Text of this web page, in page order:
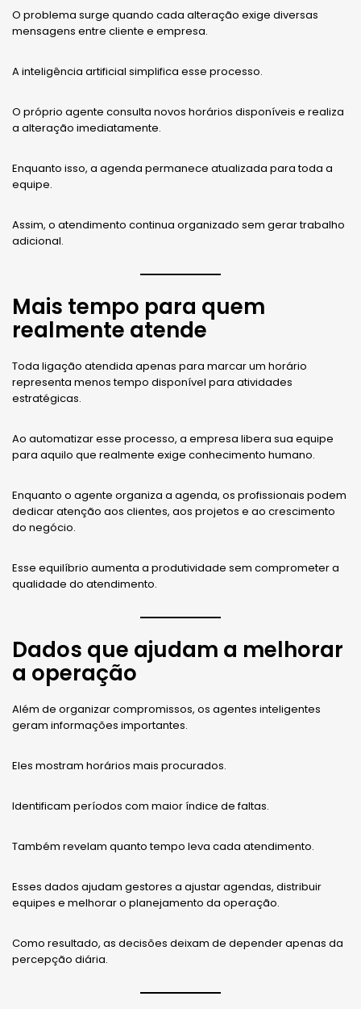
O problema surge quando cada alteração exige diversas
mensagens entre cliente e empresa.
A inteligência artificial simplifica esse processo.
O próprio agente consulta novos horários disponíveis e realiza
a alteração imediatamente.
Enquanto isso, a agenda permanece atualizada para toda a
equipe.
Assim, o atendimento continua organizado sem gerar trabalho
adicional.
Mais tempo para quem
realmente atende
Toda ligação atendida apenas para marcar um horário
representa menos tempo disponível para atividades
estratégicas.
Ao automatizar esse processo, a empresa libera sua equipe
para aquilo que realmente exige conhecimento humano.
Enquanto o agente organiza a agenda, os profissionais podem
dedicar atenção aos clientes, aos projetos e ao crescimento
do negócio.
Esse equilíbrio aumenta a produtividade sem comprometer a
qualidade do atendimento.
Dados que ajudam a melhorar
a operação
Além de organizar compromissos, os agentes inteligentes
geram informações importantes.
Eles mostram horários mais procurados.
Identificam períodos com maior índice de faltas.
Também revelam quanto tempo leva cada atendimento.
Esses dados ajudam gestores a ajustar agendas, distribuir
equipes e melhorar o planejamento da operação.
Como resultado, as decisões deixam de depender apenas da
percepção diária.